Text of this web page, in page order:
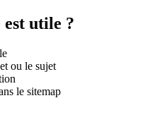
utile ?
ou le sujet
le sitemap